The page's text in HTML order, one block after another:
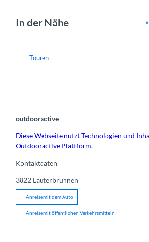
In der Nähe
Touren
outdooractive
Diese Webseite nutzt Technologien und
Outdooractive Plattform.
Kontaktdaten
3822 Lauterbrunnen
Anreise mit dem Auto
Anreise mit öffentlichen Verkehrsmitteln